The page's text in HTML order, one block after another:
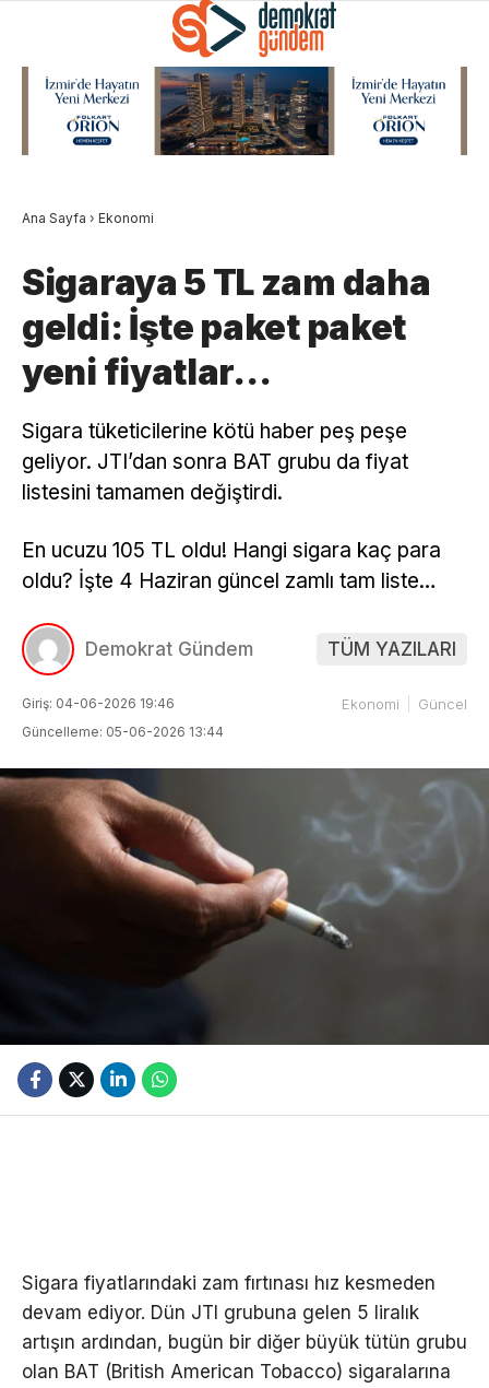
Ana Sayfa › Ekonomi
Sigaraya 5 TL zam daha
geldi: İşte paket paket
yeni fiyatlar…
Sigara tüketicilerine kötü haber peş peşe
geliyor. JTI’dan sonra BAT grubu da fiyat
listesini tamamen değiştirdi.
En ucuzu 105 TL oldu! Hangi sigara kaç para
oldu? İşte 4 Haziran güncel zamlı tam liste…
Demokrat Gündem TÜM YAZILARI
Giriş: 04-06-2026 19:46
Güncelleme: 05-06-2026 13:44
Ekonomi Güncel
Sigara fiyatlarındaki zam fırtınası hız kesmeden
devam ediyor. Dün JTI grubuna gelen 5 liralık
artışın ardından, bugün bir diğer büyük tütün grubu
olan BAT (British American Tobacco) sigaralarına